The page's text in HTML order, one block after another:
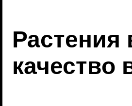
Растения
качество